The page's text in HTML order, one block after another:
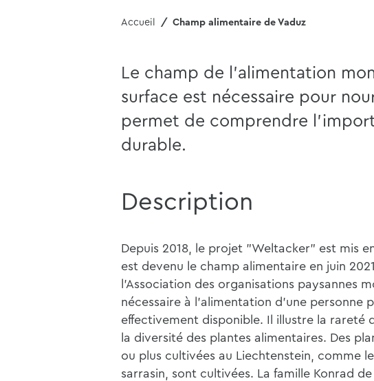
Accueil Champ alimentaire de Vaduz
Le champ de l'alimentation
surface est nécessaire pour
permet de comprendre
durable.
Description
Depuis 2018, le projet "Weltacker" est mis
est devenu le champ alimentaire en juin
l'Association des organisations paysannes
nécessaire à l'alimentation d'une personne
effectivement disponible. Il illustre la rareté
la diversité des plantes alimentaires. Des
ou plus cultivées au Liechtenstein, comme
sarrasin, sont cultivées. La famille Konrad